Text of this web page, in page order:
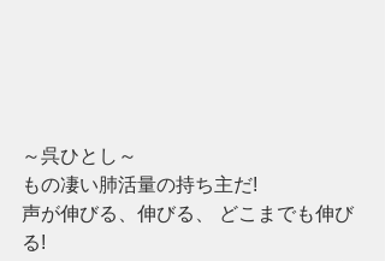
～呉ひとし～
もの凄い肺活量の持ち主だ!
声が伸びる、伸びる、 どこまでも伸び
る!